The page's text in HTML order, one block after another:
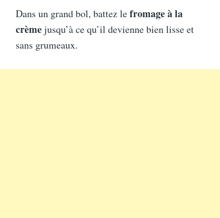
Dans un grand bol, battez lefromage à la
crèmejusqu’à ce qu’il devienne bien lisse et
sans grumeaux.